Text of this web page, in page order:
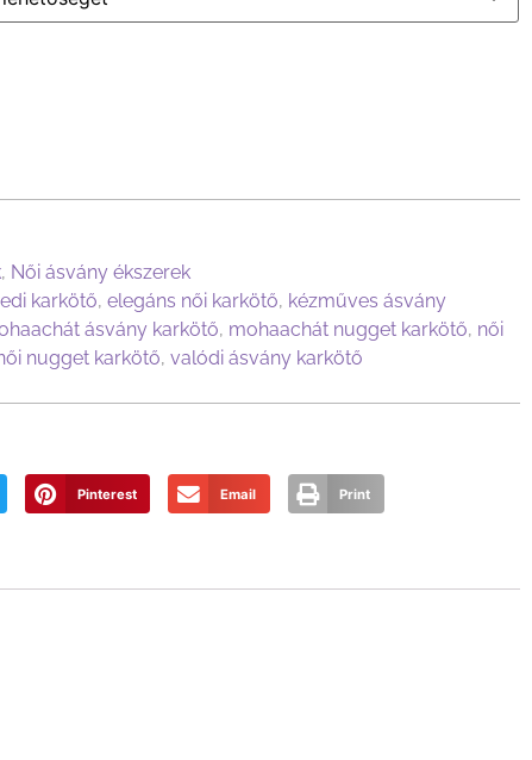
, Női ásvány ékszerek
karkötő, elegáns női karkötő, kézműves ásvány
ásvány karkötő, mohaachát nugget karkötő, női
nugget karkötő, valódi ásvány karkötő
Pinterest Email Print